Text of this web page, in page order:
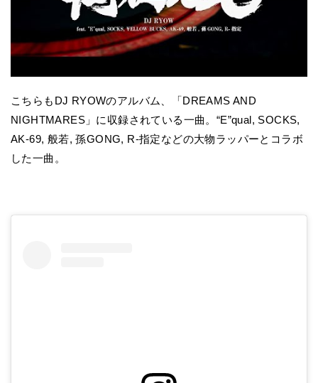
こちらもDJ RYOWのアルバム、「DREAMS AND
NIGHTMARES」に収録されている一曲。“E”qual, SOCKS,
AK-69, 般若, 孫GONG, R-指定などの大物ラッパーとコラボ
した一曲。